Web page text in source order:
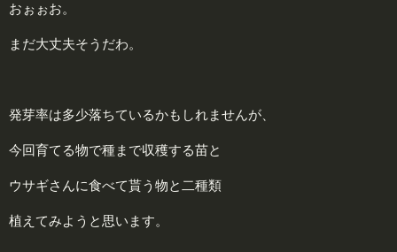
おぉぉお。
まだ大丈夫そうだわ。
発芽率は多少落ちているかもしれませんが、
今回育てる物で種まで収穫する苗と
ウサギさんに食べて貰う物と二種類
植えてみようと思います。